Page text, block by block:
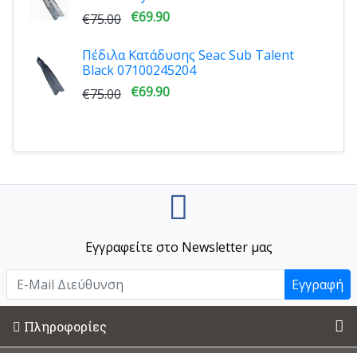
€75.00 €69.90
Πέδιλα Κατάδυσης Seac Sub Talent
Black 07100245204
€75.00 €69.90
Εγγραφείτε στο Newsletter μας
Εγγραφή
Πληροφορίες